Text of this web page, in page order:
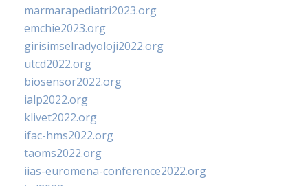
marmarapediatri2023.org
emchie2023.org
girisimselradyoloji2022.org
utcd2022.org
biosensor2022.org
ialp2022.org
klivet2022.org
ifac-hms2022.org
taoms2022.org
iias-euromena-conference2022.org